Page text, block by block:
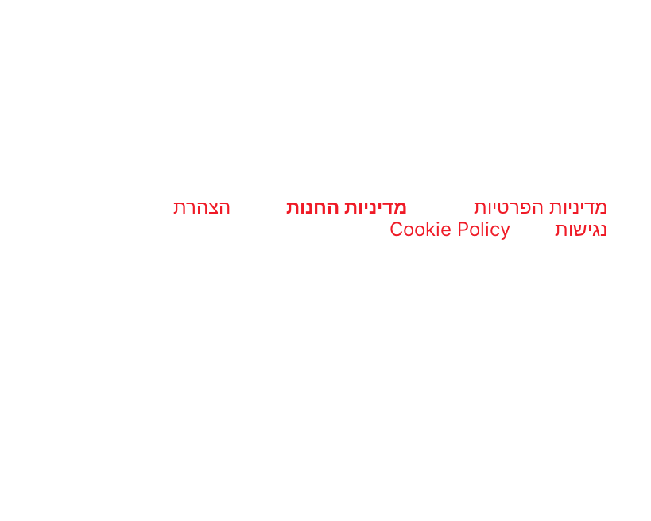
מדיניות הפרטיות מדיניות החנות
הצהרת
נגישות
Cookie Policy